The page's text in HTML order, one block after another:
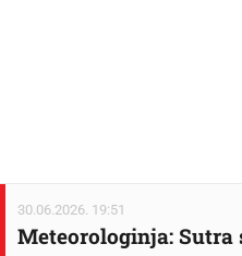
30.06.2026. 19:51
Meteorologinja: